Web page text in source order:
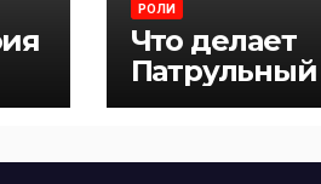
РОЛИ
Что делает
Патрульный
игре Мафия